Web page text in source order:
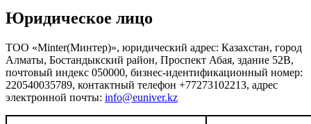
Юридическое лицо
TOO «Minter(Минтер)», юридический адрес: Казахстан, город
Алматы, Бостандыкский район, Проспект Абая, здание 52В,
почтовый индекс 050000, бизнес-идентификационный номер:
220540035789, контактный телефон +77273102213, адрес
электронной почты: info@euniver.kz